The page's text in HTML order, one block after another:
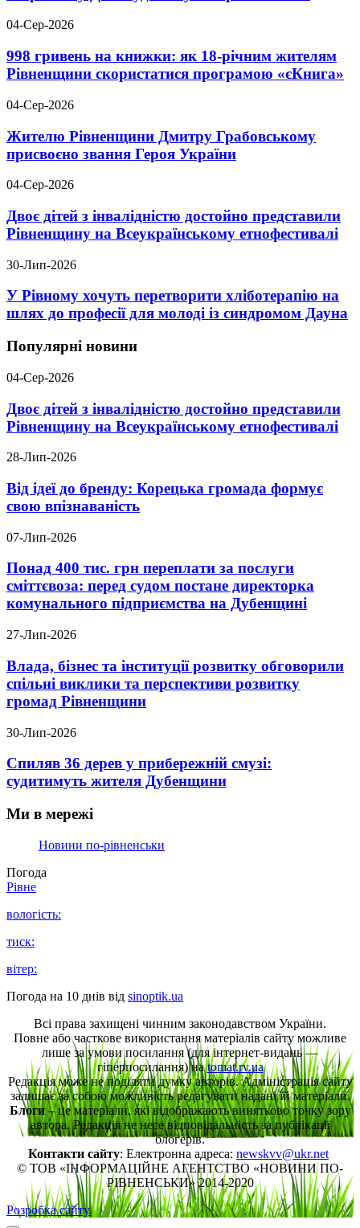
04-Сер-2026
998 гривень на книжки: як 18-річним жителям
Рівненщини скористатися програмою «єКнига»
04-Сер-2026
Жителю Рівненщини Дмитру Грабовському
присвоєно звання Героя України
04-Сер-2026
Двоє дітей з інвалідністю достойно представили
Рівненщину на Всеукраїнському етнофестивалі
30-Лип-2026
У Рівному хочуть перетворити хліботерапію на
шлях до професії для молоді із синдромом Дауна
Популярні новини
04-Сер-2026
Двоє дітей з інвалідністю достойно представили
Рівненщину на Всеукраїнському етнофестивалі
28-Лип-2026
Від ідеї до бренду: Корецька громада формує
свою впізнаваність
07-Лип-2026
Понад 400 тис. грн переплати за послуги
сміттєвоза: перед судом постане директорка
комунального підприємства на Дубенщині
27-Лип-2026
Влада, бізнес та інституції розвитку обговорили
спільні виклики та перспективи розвитку
громад Рівненщини
30-Лип-2026
Спиляв 36 дерев у прибережній смузі:
судитимуть жителя Дубенщини
Ми в мережі
Новини по-рівненськи
Погода
Рівне
вологість:
тиск:
вітер:
Погода на 10 днів від sinoptik.ua
Всі права захищені чинним законодавством України.
Повне або часткове використання матеріалів сайту можливе
лише за умови посилання (для інтернет-видань —
гіперпосилання) наtomat.rv.ua
Редакція може не поділяти думку авторів. Адміністрація сайту
залишає за собою можливість редагувати надані їй матеріали.
Блоги– це матеріали, які відображають винятково точку зору
автора. Редакція не несе відповідальність за публікації
блогерів.
Контакти сайту: Електронна адреса: newskvv@ukr.net
© ТОВ «ІНФОРМАЦІЙНЕ АГЕНТСТВО «НОВИНИ ПО-
РІВНЕНСЬКИ» 2014-2020
Розробка сайту.